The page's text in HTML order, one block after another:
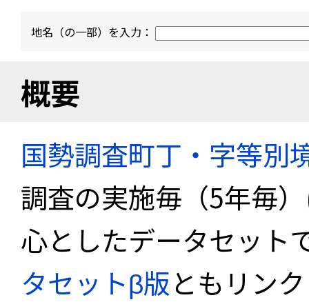
地名（の一部）を入力：
概要
国勢調査町丁・字等別
調査の実施毎（5年毎
心としたデータセット
タセットβ版ともリン